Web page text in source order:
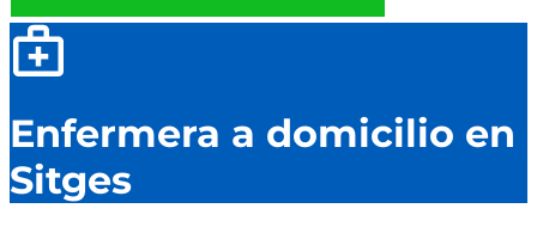
Enfermera a domicilio en
Sitges